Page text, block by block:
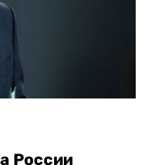
России